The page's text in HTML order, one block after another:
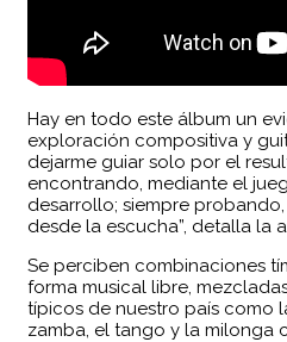
Hay en todo este álbum un
exploración compositiva y
dejarme guiar solo por el
encontrando, mediante el
desarrollo; siempre
desde la escucha”, detalla la
Se perciben combinaciones
forma musical libre,
típicos de nuestro país como
zamba, el tango y la milonga